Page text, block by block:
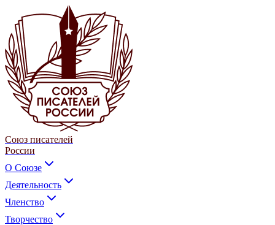
Союз писателей
России
О Союзе
Деятельность
Членство
Творчество